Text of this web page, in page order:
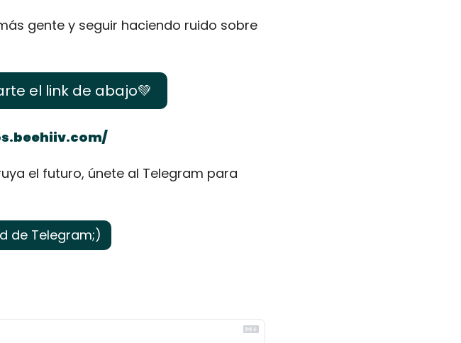
gente y seguir haciendo ruido sobre
el link de abajo💚
el futuro, únete al Telegram para
de Telegram;)